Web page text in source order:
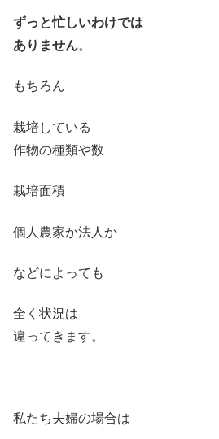
ずっと忙しいわけでは
ありません。
もちろん
栽培している
作物の種類や数
栽培面積
個人農家か法人か
などによっても
全く状況は
違ってきます。
私たち夫婦の場合は